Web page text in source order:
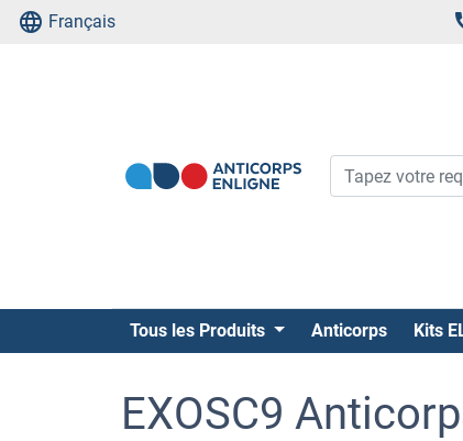
Français
Tous les Produits Anticorps Kits
EXOSC9